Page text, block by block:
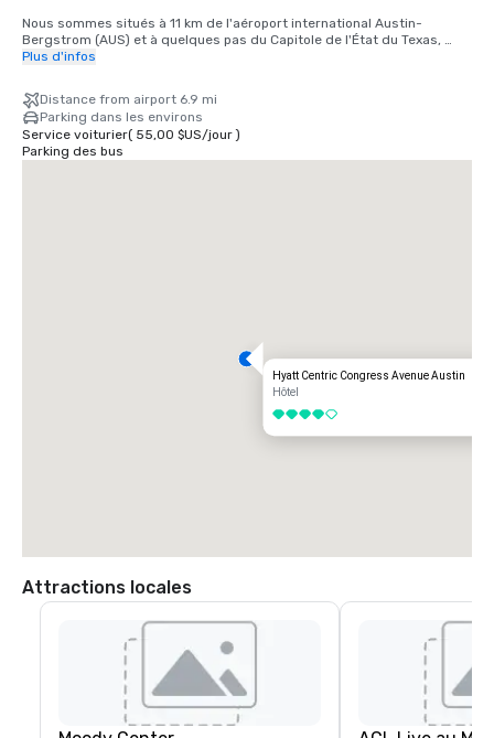
Nous sommes situés à 11 km de l'aéroport international Austin-
Bergstrom (AUS) et à quelques pas du Capitole de l'État du Texas,
avec son majestueux dôme visible depuis la plupart de nos chambres
Plus d'infos
Distance from airport 6.9 mi
Parking dans les environs
Service voiturier( 55,00 $US/jour)
Parking des bus
Hyatt Centric Congress Avenue Austin
Hôtel
4 sur 5
Attractions locales